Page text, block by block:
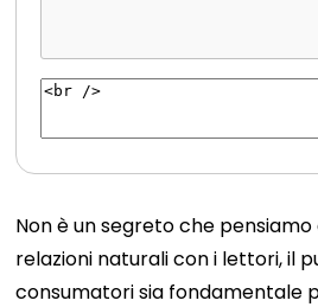
Non è un segreto che
relazioni naturali con i lettori, il
consumatori sia fondamentale